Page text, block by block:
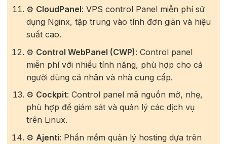
⚙️ CloudPanel: VPS control Panel miễn phí sử
dụng Nginx, tập trung vào tính đơn giản và hiệu
suất cao.
⚙️ Control WebPanel (CWP): Control panel
miễn phí với nhiều tính năng, phù hợp cho cả
người dùng cá nhân và nhà cung cấp.
⚙️ Cockpit: Control panel mã nguồn mở, nhẹ,
phù hợp để giám sát và quản lý các dịch vụ
trên Linux.
⚙️ Ajenti: Phần mềm quản lý hosting dựa trên